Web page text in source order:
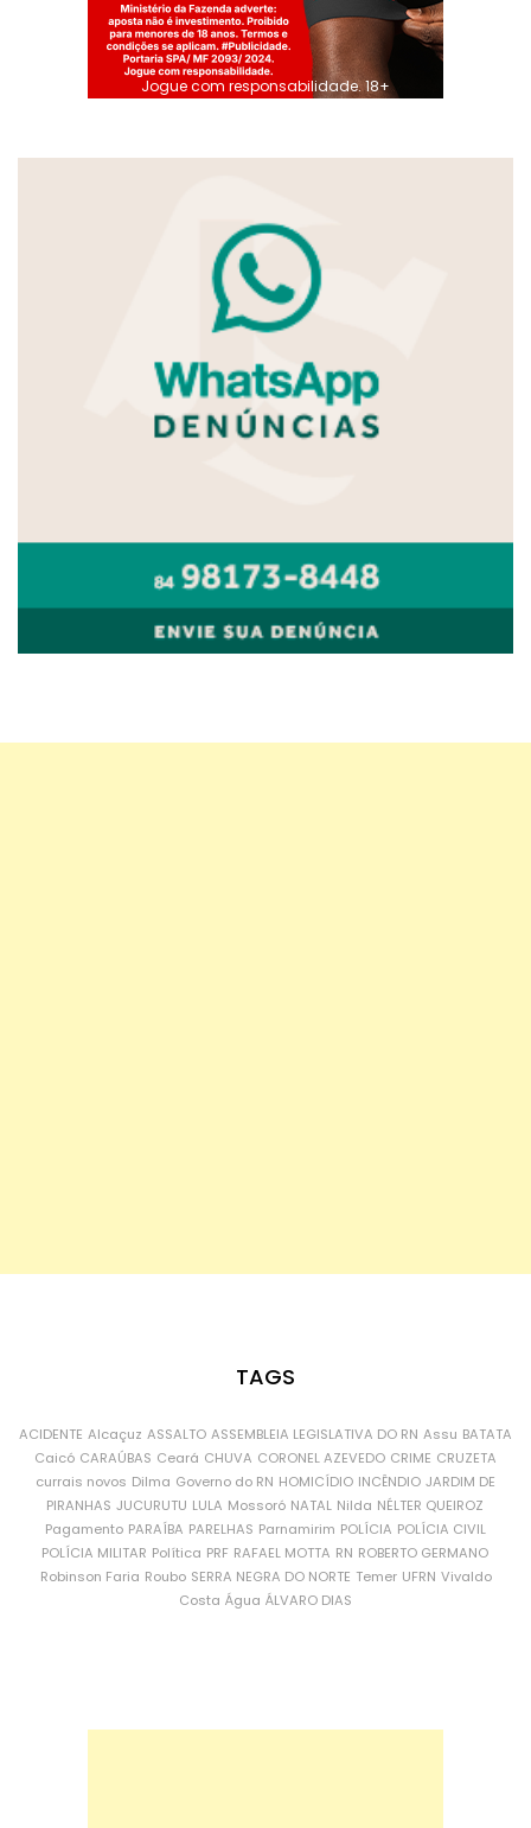
Jogue com responsabilidade. 18+
TAGS
ACIDENTE Alcaçuz ASSALTO ASSEMBLEIA LEGISLATIVA DO RN Assu BATATA
Caicó CARAÚBAS Ceará CHUVA CORONEL AZEVEDO CRIME CRUZETA
currais novos Dilma Governo do RN HOMICÍDIO INCÊNDIO JARDIM DE
PIRANHAS JUCURUTU LULA Mossoró NATAL Nilda NÉLTER QUEIROZ
Pagamento PARAÍBA PARELHAS Parnamirim POLÍCIA POLÍCIA CIVIL
POLÍCIA MILITAR Política PRF RAFAEL MOTTA RN ROBERTO GERMANO
Robinson Faria Roubo SERRA NEGRA DO NORTE Temer UFRN Vivaldo
Costa Água ÁLVARO DIAS